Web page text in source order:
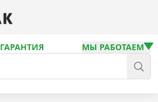
ГАРАНТИЯ МЫ РАБОТАЕМ